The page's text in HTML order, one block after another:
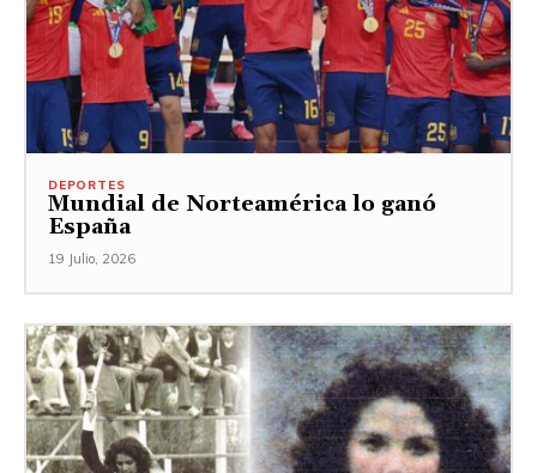
DEPORTES
Mundial de Norteamérica lo ganó
España
19 Julio, 2026